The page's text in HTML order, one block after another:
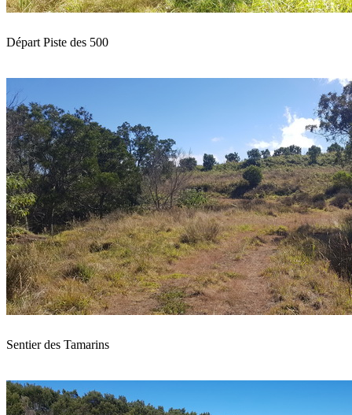
Départ Piste des 500
Sentier des Tamarins